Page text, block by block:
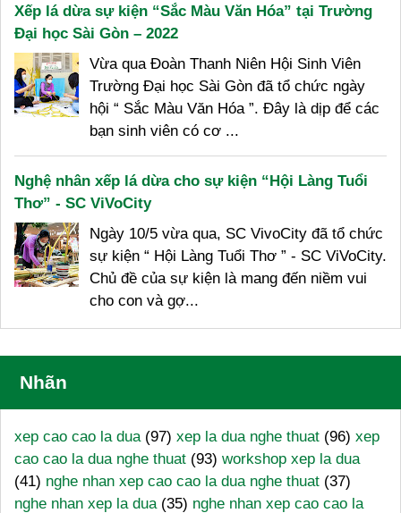
Xếp lá dừa sự kiện “Sắc Màu Văn Hóa” tại Trường
Đại học Sài Gòn – 2022
Vừa qua Đoàn Thanh Niên Hội Sinh Viên
Trường Đại học Sài Gòn đã tổ chức ngày
hội “ Sắc Màu Văn Hóa ”. Đây là dịp để các
bạn sinh viên có cơ ...
Nghệ nhân xếp lá dừa cho sự kiện “Hội Làng Tuổi
Thơ” - SC ViVoCity
Ngày 10/5 vừa qua, SC VivoCity đã tổ chức
sự kiện “ Hội Làng Tuổi Thơ ” - SC ViVoCity.
Chủ đề của sự kiện là mang đến niềm vui
cho con và gợ...
Nhãn
xep cao cao la dua (97) xep la dua nghe thuat (96) xep
cao cao la dua nghe thuat (93) workshop xep la dua
(41) nghe nhan xep cao cao la dua nghe thuat (37)
nghe nhan xep la dua (35) nghe nhan xep cao cao la